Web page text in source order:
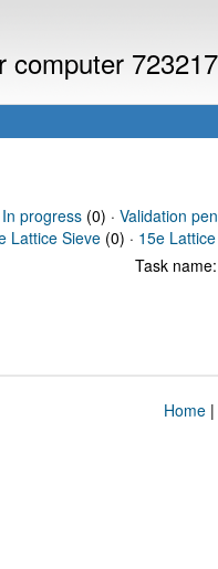
computer
In progress(0) · Validation
Lattice Sieve (0) · 15e
Task name:
Home|